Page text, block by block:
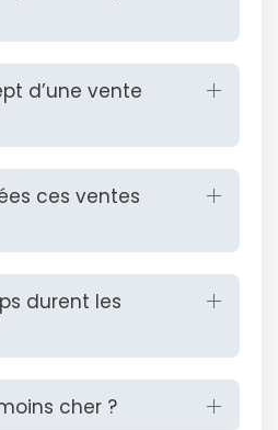
d’une vente
ces ventes
durent les
cher ?
Politique de